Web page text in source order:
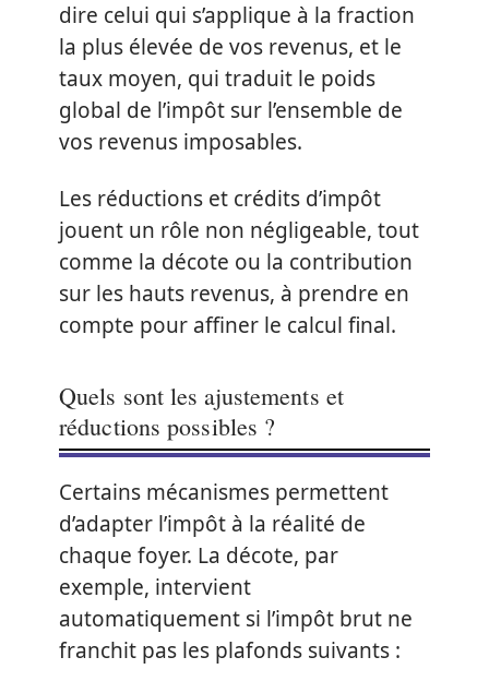
dire celui qui s’applique à la fraction
la plus élevée de vos revenus, et le
taux moyen, qui traduit le poids
global de l’impôt sur l’ensemble de
vos revenus imposables.
Les réductions et crédits d’impôt
jouent un rôle non négligeable, tout
comme la décote ou la contribution
sur les hauts revenus, à prendre en
compte pour affiner le calcul final.
Quels sont les ajustements et
réductions possibles ?
Certains mécanismes permettent
d’adapter l’impôt à la réalité de
chaque foyer. La décote, par
exemple, intervient
automatiquement si l’impôt brut ne
franchit pas les plafonds suivants :